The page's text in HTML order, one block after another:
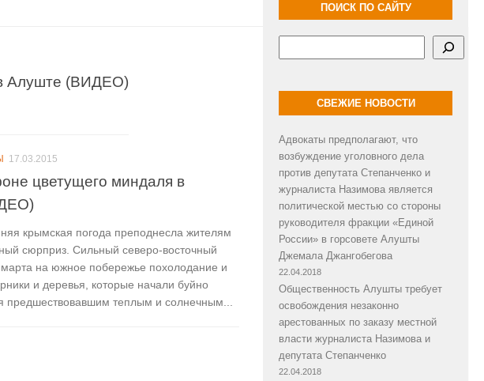
Алуште (ВИДЕО)
17.03.2015
цветущего миндаля в
крымская погода преподнесла жителям
сюрприз. Сильный северо-восточный
марта на южное побережье похолодание и
и деревья, которые начали буйно
предшествовавшим теплым и солнечным...
ПОИСК ПО САЙТУ
СВЕЖИЕ НОВОСТИ
Адвокаты предполагают, что
возбуждение уголовного дела
против депутата Степанченко и
журналиста Назимова является
политической местью со стороны
руководителя фракции «Единой
России» в горсовете Алушты
Джемала Джангобегова
22.04.2018
Общественность Алушты требует
освобождения незаконно
арестованных по заказу местной
власти журналиста Назимова и
депутата Степанченко
22.04.2018